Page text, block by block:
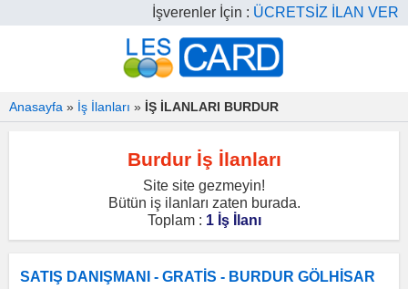
İşverenler İçin : ÜCRETSİZ İLAN VER
Anasayfa » İş İlanları » İŞ İLANLARI BURDUR
Burdur İş İlanları
Site site gezmeyin!
Bütün iş ilanları zaten burada.
Toplam : 1 İş İlanı
SATIŞ DANIŞMANI - GRATİS - BURDUR GÖLHİSAR